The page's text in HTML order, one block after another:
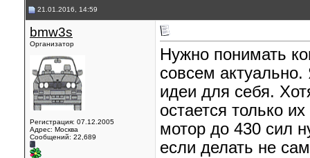
21.01.2016, 14:59
bmw3s
Организатор
Регистрация: 07.12.2005
Адрес: Москва
Сообщений: 22,689
Нужно понимать
совсем
идеи для себя.
остается только
мотор до 430 сил
если делать не